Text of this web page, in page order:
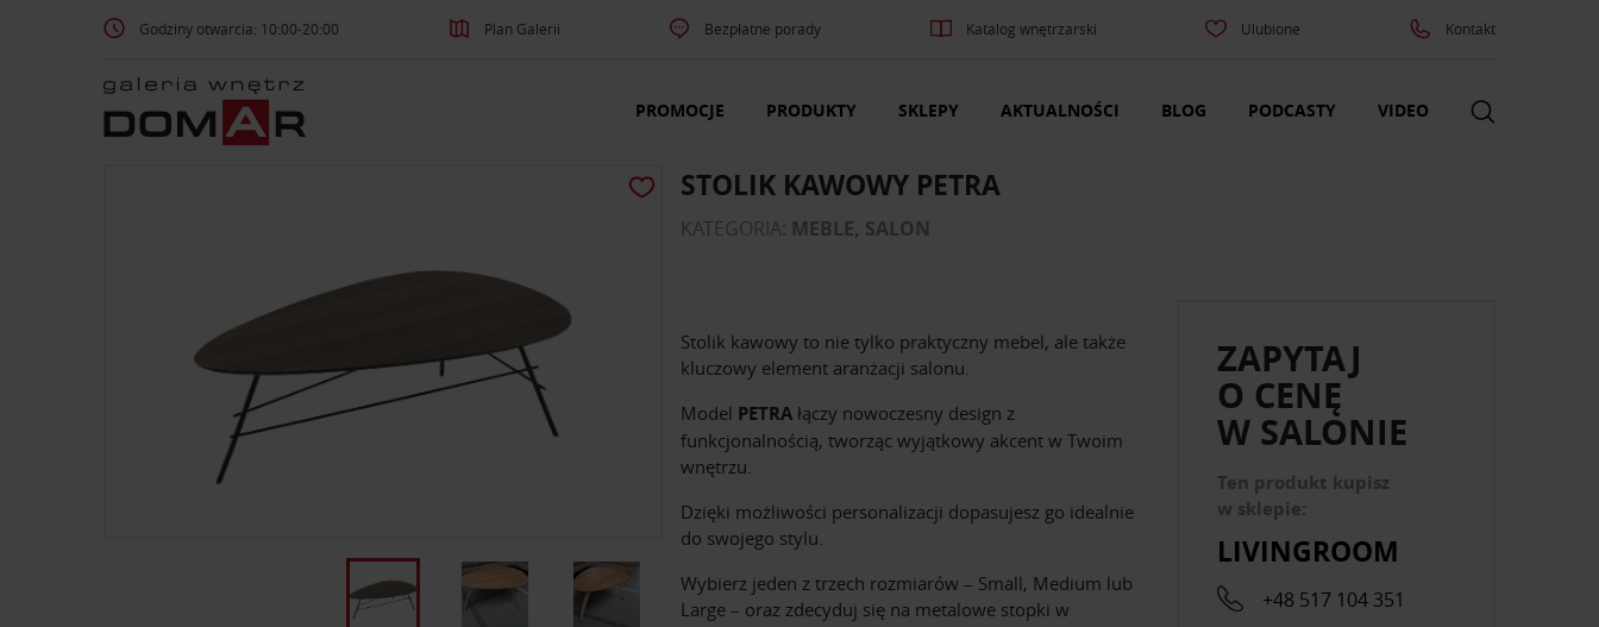
Godziny otwarcia: 10:00-20:00 Plan Galerii Bezpłatne porady Katalog wnętrzarski Ulubione Kontakt
PROMOCJE PRODUKTY SKLEPY AKTUALNOŚCI BLOG PODCASTY VIDEO
STOLIK KAWOWY PETRA
KATEGORIA: MEBLE, SALON
Stolik kawowy to nie tylko praktyczny mebel, ale także
kluczowy element aranżacji salonu.
Model PETRA łączy nowoczesny design z
funkcjonalnością, tworząc wyjątkowy akcent w Twoim
wnętrzu.
Dzięki możliwości personalizacji dopasujesz go idealnie
do swojego stylu.
Wybierz jeden z trzech rozmiarów – Small, Medium lub
Large – oraz zdecyduj się na metalowe stopki w
ZAPYTAJ
O CENĘ
W SALONIE
Ten produkt kupisz
w sklepie:
LIVINGROOM
+48 517 104 351